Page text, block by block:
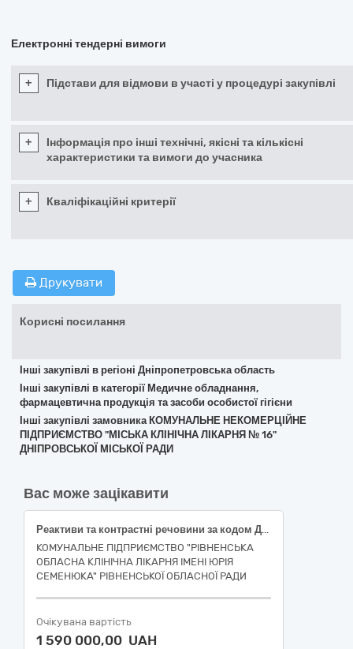
Електронні тендерні вимоги
+ Підстави для відмови в участі у процедурі закупівлі
+
Інформація про інші технічні, якісні та кількісні
характеристики та вимоги до учасника
+ Кваліфікаційні критерії
Друкувати
Корисні посилання
Інші закупівлі в регіоні Дніпропетровська область
Інші закупівлі в категорії Медичне обладнання,
фармацевтична продукція та засоби особистої гігієни
Інші закупівлі замовника КОМУНАЛЬНЕ НЕКОМЕРЦІЙНЕ
ПІДПРИЄМСТВО "МІСЬКА КЛІНІЧНА ЛІКАРНЯ № 16"
ДНІПРОВСЬКОЇ МІСЬКОЇ РАДИ
Вас може зацікавити
Реактиви та контрастні речовини за кодом ДК 021:2015:33690000-3 Лікарські засоби різні
КОМУНАЛЬНЕ ПІДПРИЄМСТВО "РІВНЕНСЬКА
ОБЛАСНА КЛІНІЧНА ЛІКАРНЯ ІМЕНІ ЮРІЯ
СЕМЕНЮКА" РІВНЕНСЬКОЇ ОБЛАСНОЇ РАДИ
Очікувана вартість
1 590 000,00 UAH